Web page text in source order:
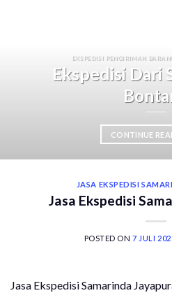
EKSPEDISI PENGIRIMAN
Ekspedisi Dari
CONTINUE
JASA EKSPEDISI
Jasa Ekspedisi
POSTED ON7 JULI
Jasa Ekspedisi Samarinda